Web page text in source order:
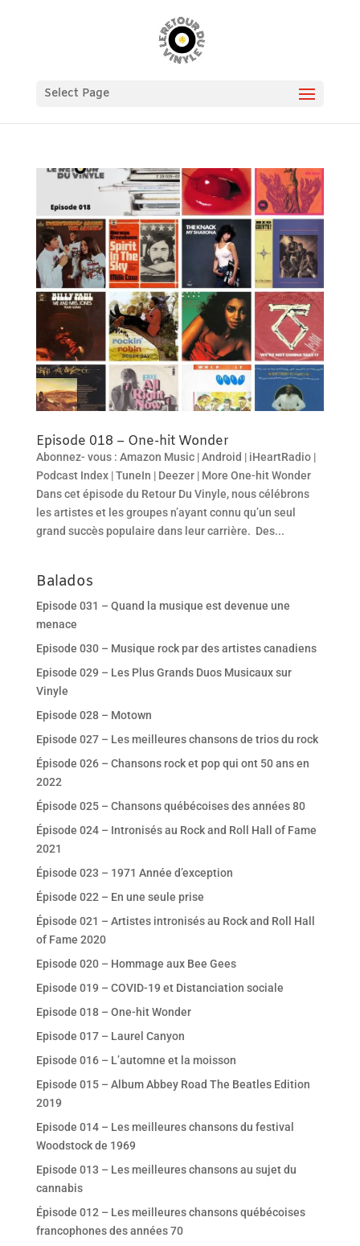
Select Page
Episode 018 – One-hit Wonder
Abonnez- vous : Amazon Music | Android | iHeartRadio |
Podcast Index | TuneIn | Deezer | More One-hit Wonder
Dans cet épisode du Retour Du Vinyle, nous célébrons
les artistes et les groupes n’ayant connu qu’un seul
grand succès populaire dans leur carrière. Des...
Balados
Episode 031 – Quand la musique est devenue une
menace
Episode 030 – Musique rock par des artistes canadiens
Episode 029 – Les Plus Grands Duos Musicaux sur
Vinyle
Episode 028 – Motown
Episode 027 – Les meilleures chansons de trios du rock
Épisode 026 – Chansons rock et pop qui ont 50 ans en
2022
Épisode 025 – Chansons québécoises des années 80
Épisode 024 – Intronisés au Rock and Roll Hall of Fame
2021
Épisode 023 – 1971 Année d’exception
Épisode 022 – En une seule prise
Épisode 021 – Artistes intronisés au Rock and Roll Hall
of Fame 2020
Episode 020 – Hommage aux Bee Gees
Episode 019 – COVID-19 et Distanciation sociale
Episode 018 – One-hit Wonder
Episode 017 – Laurel Canyon
Episode 016 – L’automne et la moisson
Episode 015 – Album Abbey Road The Beatles Edition
2019
Episode 014 – Les meilleures chansons du festival
Woodstock de 1969
Episode 013 – Les meilleures chansons au sujet du
cannabis
Épisode 012 – Les meilleures chansons québécoises
francophones des années 70